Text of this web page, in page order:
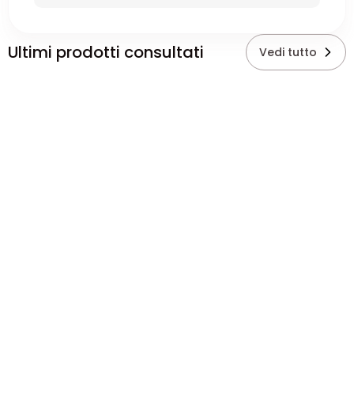
Ultimi prodotti consultati Vedi tutto